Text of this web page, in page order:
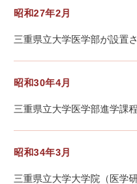
昭和27年2月
三重県立大学医学部が設置さ
昭和30年4月
三重県立大学医学部進学課
昭和34年3月
三重県立大学大学院（医学